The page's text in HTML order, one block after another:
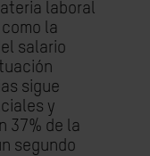
laboral
la
salario
sigue
y
37% de la
segundo